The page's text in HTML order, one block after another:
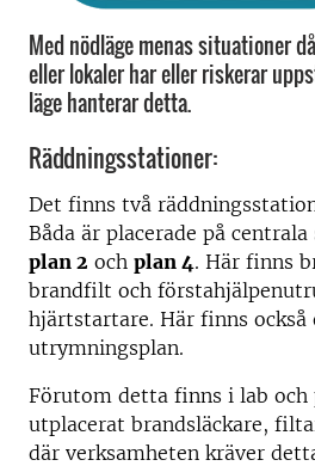
Med nödläge menas situationer
eller lokaler har eller riskerar
läge hanterar detta.
Räddningsstationer:
Det finns två
Båda är placerade på
plan 2 och plan 4. Här finns
brandfilt och
hjärtstartare. Här finns också
utrymningsplan.
Förutom detta finns i lab och
utplacerat brandsläckare,
där verksamheten kräver